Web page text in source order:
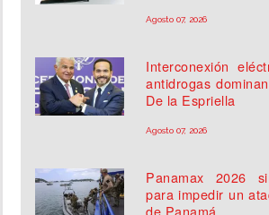
Agosto 07, 2026
Interconexión
antidrogas
De la Espriella
Agosto 07, 2026
Panamax 2026
para impedir un
de Panamá